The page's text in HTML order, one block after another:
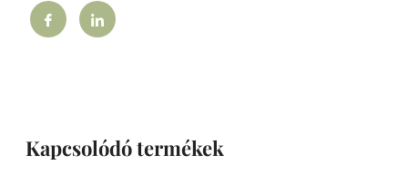
Kapcsolódó termékek